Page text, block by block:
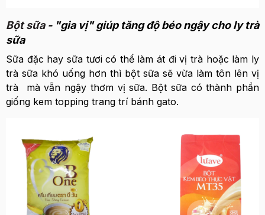
Bột sữa- "gia vị" giúp tăng độ béo ngậy cho ly trà
sữa
Sữa đặc hay sữa tươi có thể làm át đi vị trà hoặc làm ly
trà sữa khó uống hơn thì bột sữa sẽ vừa làm tôn lên vị
trà mà vẫn ngậy thơm vị sữa. Bột sữa có thành phần
giống kem topping trang trí bánh gato.